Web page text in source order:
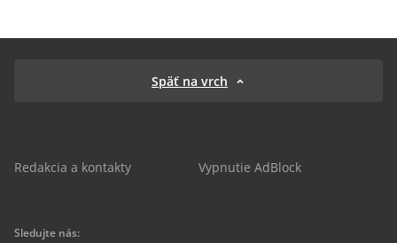
Späť na vrch
Redakcia a kontakty Vypnutie AdBlock
Sledujte nás: